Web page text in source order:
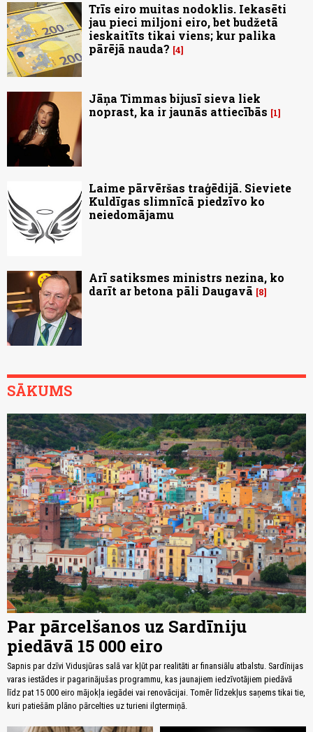
Trīs eiro muitas nodoklis. Iekasēti
jau pieci miljoni eiro, bet budžetā
ieskaitīts tikai viens; kur palika
pārējā nauda? 4
Jāņa Timmas bijusī sieva liek
noprast, ka ir jaunās attiecībās
1
Laime pārvēršas traģēdijā. Sieviete
Kuldīgas slimnīcā piedzīvo ko
neiedomājamu
Arī satiksmes ministrs nezina, ko
darīt ar betona pāli Daugavā
8
SĀKUMS
Par pārcelšanos uz Sardīniju
piedāvā 15 000 eiro
Sapnis par dzīvi Vidusjūras salā var kļūt par realitāti ar finansiālu atbalstu. Sardīnijas
varas iestādes ir pagarinājušas programmu, kas jaunajiem iedzīvotājiem piedāvā
līdz pat 15 000 eiro mājokļa iegādei vai renovācijai. Tomēr līdzekļus saņems tikai tie,
kuri patiešām plāno pārcelties uz turieni ilgtermiņā.